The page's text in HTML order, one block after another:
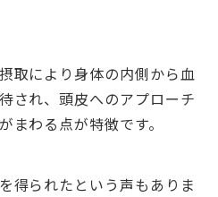
取により身体の内側から血
され、頭皮へのアプローチ
まわる点が特徴です。
得られたという声もありま